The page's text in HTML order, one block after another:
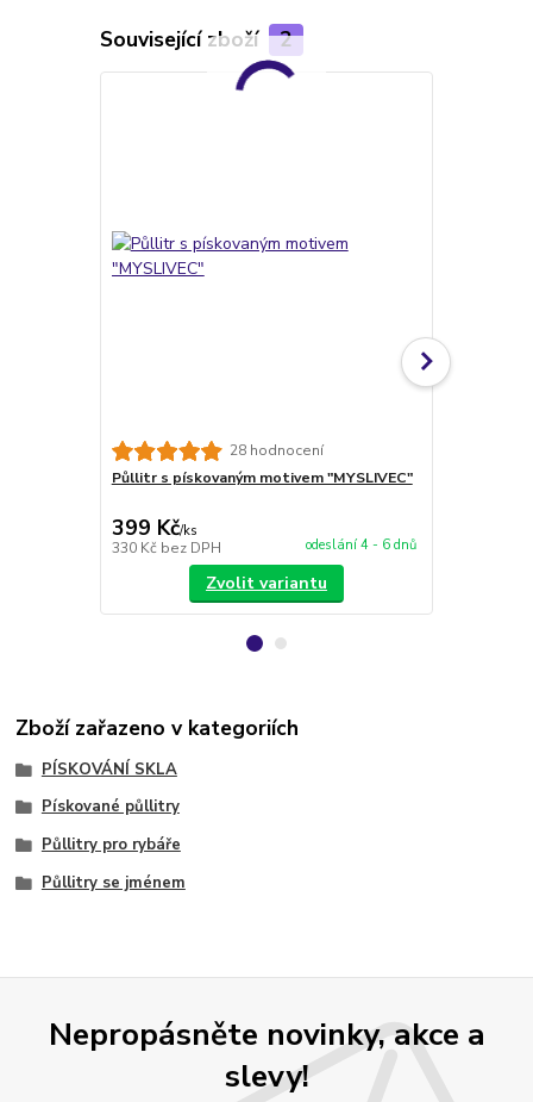
Související zboží 2
28 hodnocení
Půllitr s pískovaným motivem "MYSLIVEC"
399 Kč/ks
330 Kč bez DPH odeslání 4 - 6 dnů
Zvolit variantu
Zboží zařazeno v kategoriích
PÍSKOVÁNÍ SKLA
Pískované půllitry
Půllitry pro rybáře
Půllitry se jménem
Nepropásněte novinky, akce a
slevy!